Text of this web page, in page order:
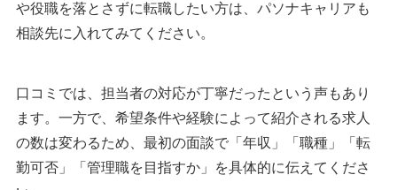
や役職を落とさずに転職したい方は、パソナキャリアも
相談先に入れてみてください。
口コミでは、担当者の対応が丁寧だったという声もあり
ます。一方で、希望条件や経験によって紹介される求人
の数は変わるため、最初の面談で「年収」「職種」「転
勤可否」「管理職を目指すか」を具体的に伝えてくださ